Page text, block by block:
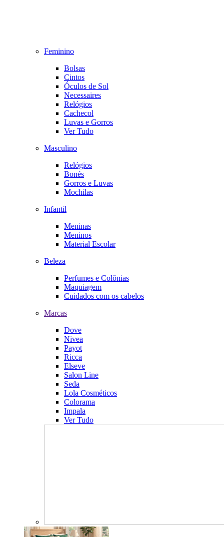
Feminino
Bolsas
Cintos
Óculos de Sol
Necessaires
Relógios
Cachecol
Luvas e Gorros
Ver Tudo
Masculino
Relógios
Bonés
Gorros e Luvas
Mochilas
Infantil
Meninas
Meninos
Material Escolar
Beleza
Perfumes e Colônias
Maquiagem
Cuidados com os cabelos
Marcas
Dove
Nivea
Payot
Ricca
Elseve
Salon Line
Seda
Lola Cosméticos
Colorama
Impala
Ver Tudo